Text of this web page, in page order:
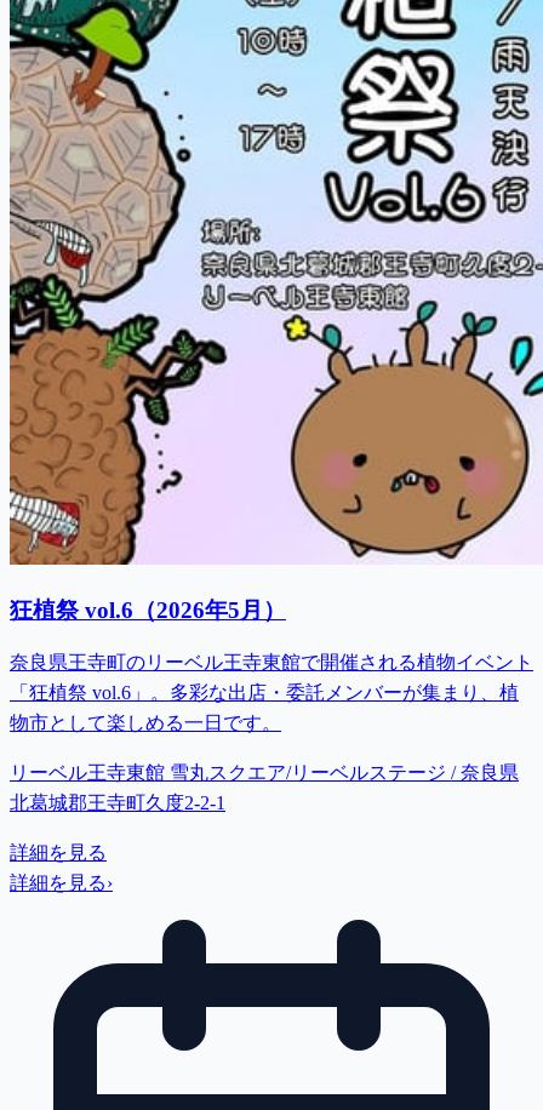
狂植祭 vol.6（2026年5月）
奈良県王寺町のリーベル王寺東館で開催される植物イベント
「狂植祭 vol.6」。多彩な出店・委託メンバーが集まり、植
物市として楽しめる一日です。
リーベル王寺東館 雪丸スクエア/リーベルステージ / 奈良県
北葛城郡王寺町久度2-2-1
詳細を見る
詳細を見る›